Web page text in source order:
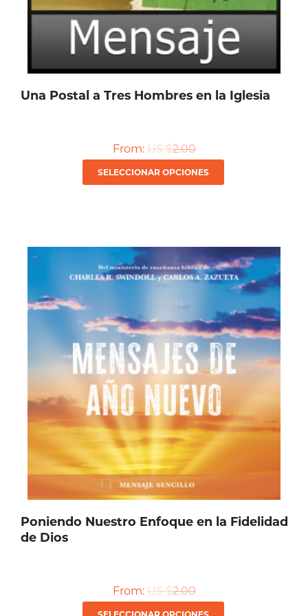
página
de
producto
Una Postal a Tres Hombres en la Iglesia
From: US $2.00
SELECCIONAR OPCIONES
variantes.
Las
se
pueden
elegir
la
página
Poniendo Nuestro Enfoque en la Fidelidad
de Dios
From: US $2.00